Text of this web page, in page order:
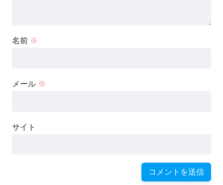
名前 ※
メール ※
サイト